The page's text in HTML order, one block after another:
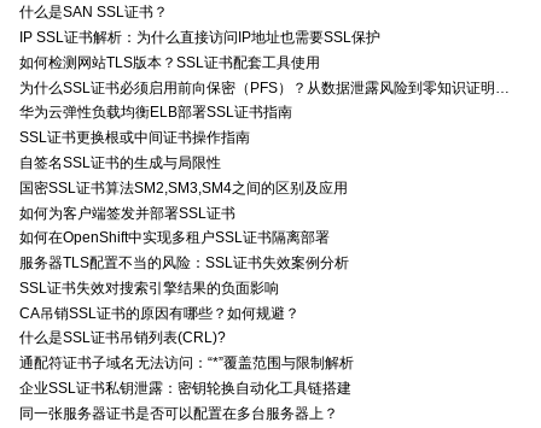
什么是SAN SSL证书？
IP SSL证书解析：为什么直接访问IP地址也需要SSL保护
如何检测网站TLS版本？SSL证书配套工具使用
华为云弹性负载均衡ELB部署SSL证书指南
SSL证书更换根或中间证书操作指南
自签名SSL证书的生成与局限性
国密SSL证书算法SM2,SM3,SM4之间的区别及应用
如何为客户端签发并部署SSL证书
如何在OpenShift中实现多租户SSL证书隔离部署
服务器TLS配置不当的风险：SSL证书失效案例分析
SSL证书失效对搜索引擎结果的负面影响
CA吊销SSL证书的原因有哪些？如何规避？
什么是SSL证书吊销列表(CRL)?
通配符证书子域名无法访问：“*”覆盖范围与限制解析
企业SSL证书私钥泄露：密钥轮换自动化工具链搭建
同一张服务器证书是否可以配置在多台服务器上？